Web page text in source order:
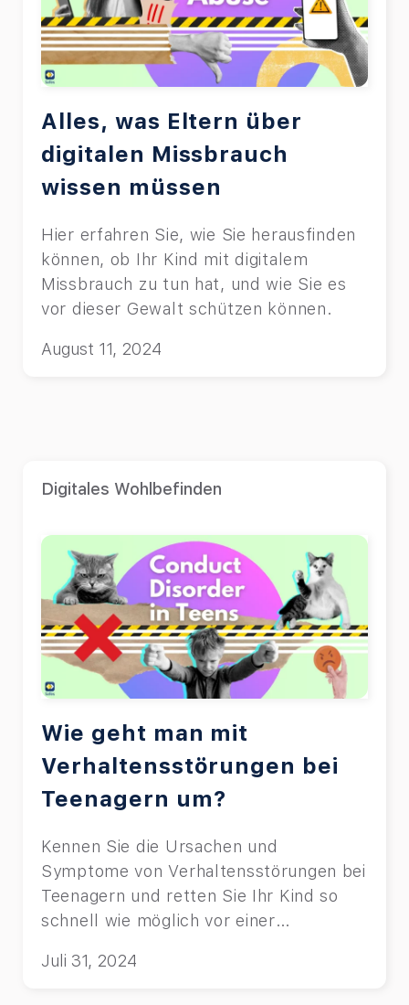
Alles, was Eltern über
digitalen Missbrauch
wissen müssen
Hier erfahren Sie, wie Sie herausfinden
können, ob Ihr Kind mit digitalem
Missbrauch zu tun hat, und wie Sie es
vor dieser Gewalt schützen können.
August 11, 2024
Digitales Wohlbefinden
Wie geht man mit
Verhaltensstörungen bei
Teenagern um?
Kennen Sie die Ursachen und
Symptome von Verhaltensstörungen bei
Teenagern und retten Sie Ihr Kind so
schnell wie möglich vor einer
Juli 31, 2024